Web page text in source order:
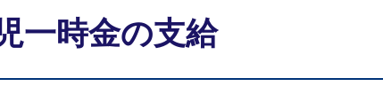
一時金の支給